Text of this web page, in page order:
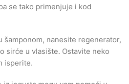
se tako primenjuje i kod
šamponom, nanesite regenerator,
sirće u vlasište. Ostavite neko
isperite.